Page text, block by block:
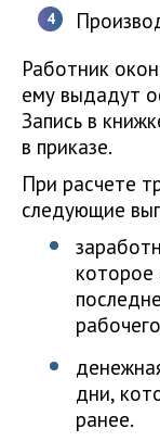
Работник
ему выдадут
Запись в
в приказе.
При расчете
следующие
дни,
ранее.